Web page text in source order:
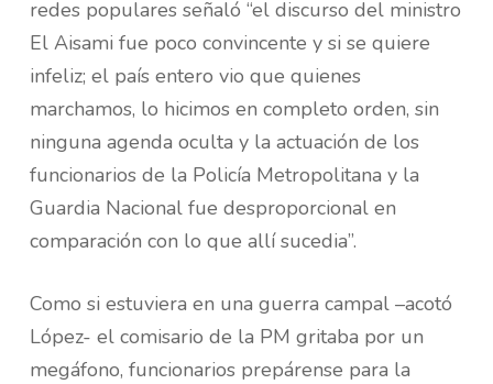
redes populares señaló “el discurso del ministro
El Aisami fue poco convincente y si se quiere
infeliz; el país entero vio que quienes
marchamos, lo hicimos en completo orden, sin
ninguna agenda oculta y la actuación de los
funcionarios de la Policía Metropolitana y la
Guardia Nacional fue desproporcional en
comparación con lo que allí sucedia”.
Como si estuviera en una guerra campal –acotó
López- el comisario de la PM gritaba por un
megáfono, funcionarios prepárense para la